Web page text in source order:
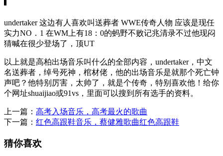
undertaker 这边有人喜欢叫送葬者 WWE传奇人物 应该是现任
实力NO．1 在WM上有18：0的蚂野不败记兆清录不过他现闷
猜喊在很少登场了，顶UT
以上就是高柏出场音乐叫什么的全部内容，undertaker，中文
名送葬者，绰号死神，棺材佬，他的出场音乐是就那个死亡钟
声吧？他特别厉害，太帅了，就是个传奇，特别喜欢他！给你
个网址shuaijiao或91vs，里面可以搜到所有选手的资料。
上一篇： 高考入场音乐，高考最火的歌曲
下一篇： 红色高跟鞋音乐，蔡健雅歌曲红色高跟鞋
猜你喜欢